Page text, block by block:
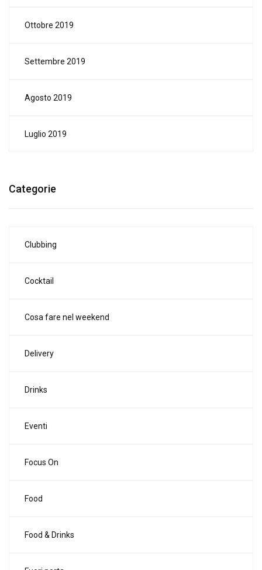
Ottobre 2019
Settembre 2019
Agosto 2019
Luglio 2019
Categorie
Clubbing
Cocktail
Cosa fare nel weekend
Delivery
Drinks
Eventi
Focus On
Food
Food & Drinks